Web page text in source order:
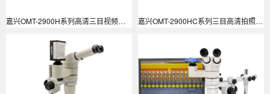
嘉兴OMT-2900H系列高清三目视频显微镜 嘉兴OMT-2900HC系列三目高清拍照研究级别视频显微镜